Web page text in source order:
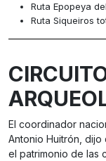
Ruta Epopeya
Ruta Siqueiros
El coordinador
Antonio Huitrón, dijo
el patrimonio de las